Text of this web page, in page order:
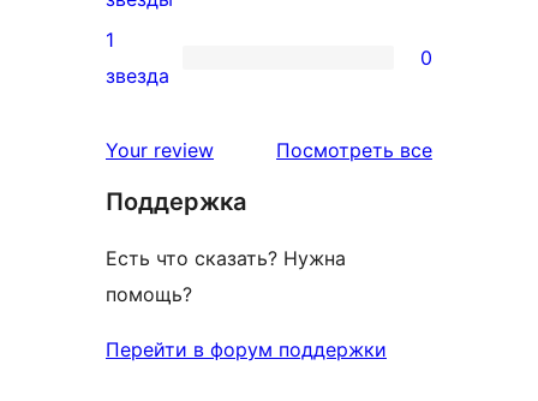
отзыв
2-
звездный
0
звездный
1
звезда
0
Your review Посмотреть всеотзывы
Поддержка
Есть что сказать? Нужна
помощь?
Перейти в форум поддержки